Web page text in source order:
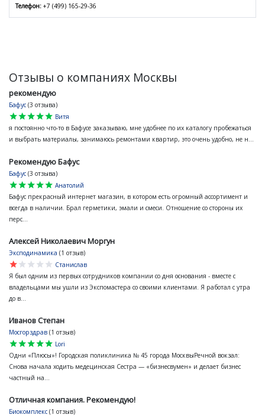
Телефон: +7 (499) 165-29-36
Отзывы о компаниях Москвы
рекомендую
Бафус (3 отзыва)
star
star
star
star
star
Витя
я постоянно что-то в Бафусе заказываю, мне удобнее по их каталогу пробежаться
и выбрать материалы, занимаюсь ремонтами квартир, это очень удобно, не н...
Рекомендую Бафус
Бафус (3 отзыва)
star
star
star
star
star
Анатолий
Бафус прекрасный интернет магазин, в котором есть огромный ассортимент и
всегда в наличии. Брал герметики, эмали и смеси. Отношение со стороны их
перс...
Алексей Николаевич Моргун
Эксподинамика (1 отзыв)
star
star
star
star
star
Станислав
Я был одним из первых сотрудников компании со дня основания - вместе с
владельцами мы ушли из Экспомастера со своими клиентами. Я работал с утра
до в...
Иванов Степан
Мосгорздрав (1 отзыв)
star
star
star
star
star
Lori
Одни «Плюсы»! Городская поликлиника № 45 города МосквыРечной вокзал:
Снова начала ходить медецинская Сестра — «бизнесвумен» и делает бизнес
частный на...
Отличная компания. Рекомендую!
Биокомплекс (1 отзыв)